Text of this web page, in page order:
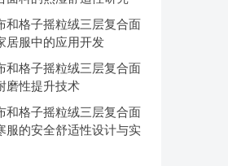
和格子摇粒绒三层复合面
居服中的应用开发
和格子摇粒绒三层复合面
磨性提升技术
和格子摇粒绒三层复合面
服的安全舒适性设计与实